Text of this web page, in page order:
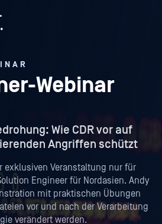
Webinar
Wie CDR vor auf
Angriffen schützt
exklusiven Veranstaltung nur für
Engineer für Nordasien. Andy
mit praktischen Übungen
vor und nach der Verarbeitung
verändert werden.